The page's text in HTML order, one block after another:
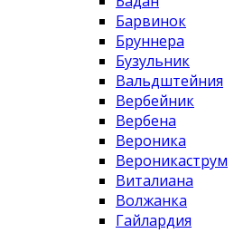
Барвинок
Бруннера
Бузульник
Вальдштейния
Вербейник
Вербена
Вероника
Вероникаструм
Виталиана
Волжанка
Гайлардия